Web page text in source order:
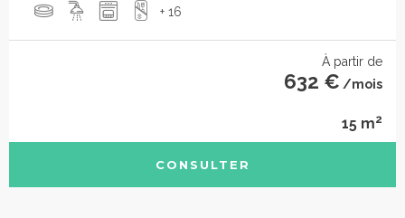
+ 16
À partir de
632 € /mois
15 m2
CONSULTER